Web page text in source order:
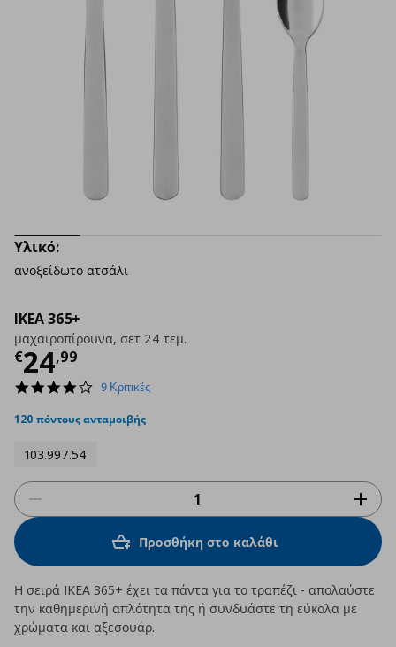
IKEA 365+
μαχαιροπίρουνα, σετ 24 τεμ.
€24,99
Τρέχουσα τιμή
4.2
rating
9 Κριτικές
120 πόντους ανταμοιβής
103.997.54
Υλικό:
ανοξείδωτο ατσάλι
Προσθήκη στο καλάθι
Η σειρά IKEA 365+ έχει τα πάντα για το τραπέζι - απολαύστε
την καθημερινή απλότητα της ή συνδυάστε τη εύκολα με
χρώματα και αξεσουάρ.